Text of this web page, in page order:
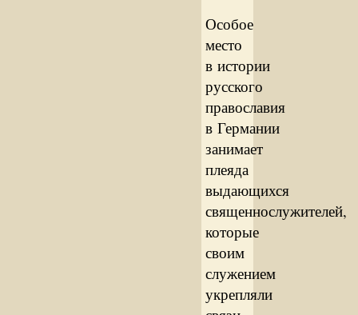
Особое
место
в истории
русского
православия
в Германии
занимает
плеяда
выдающихся
священнослужителей,
которые
своим
служением
укрепляли